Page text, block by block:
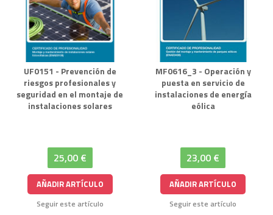
UF0151 - Prevención de
riesgos profesionales y
seguridad en el montaje de
instalaciones solares
25,00 €
AÑADIR ARTÍCULO
Seguir este artículo
MF0616_3 - Operación y
puesta en servicio de
instalaciones de energía
eólica
23,00 €
AÑADIR ARTÍCULO
Seguir este artículo